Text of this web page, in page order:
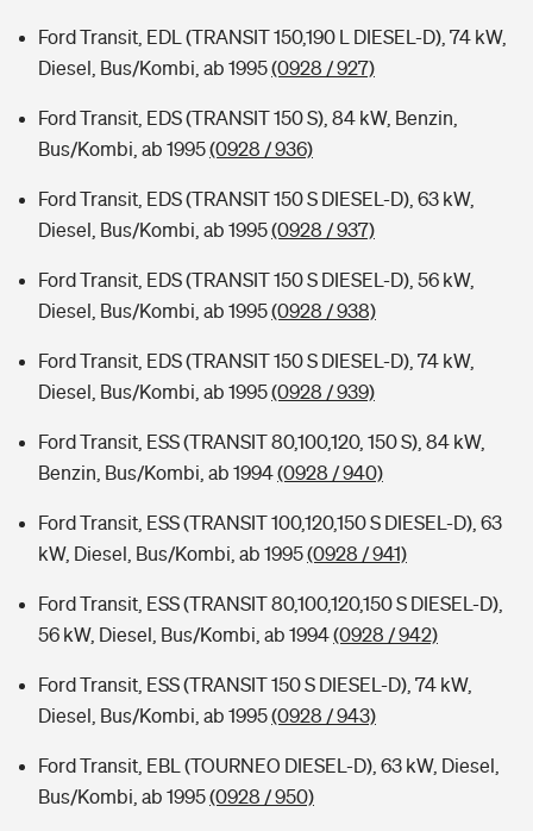
Ford Transit, EDL (TRANSIT 150,190 L DIESEL-D), 74 kW,
Diesel, Bus/Kombi, ab 1995(0928 / 927)
Ford Transit, EDS (TRANSIT 150 S), 84 kW, Benzin,
Bus/Kombi, ab 1995(0928 / 936)
Ford Transit, EDS (TRANSIT 150 S DIESEL-D), 63 kW,
Diesel, Bus/Kombi, ab 1995(0928 / 937)
Ford Transit, EDS (TRANSIT 150 S DIESEL-D), 56 kW,
Diesel, Bus/Kombi, ab 1995(0928 / 938)
Ford Transit, EDS (TRANSIT 150 S DIESEL-D), 74 kW,
Diesel, Bus/Kombi, ab 1995(0928 / 939)
Ford Transit, ESS (TRANSIT 80,100,120, 150 S), 84 kW,
Benzin, Bus/Kombi, ab 1994(0928 / 940)
Ford Transit, ESS (TRANSIT 100,120,150 S DIESEL-D), 63
kW, Diesel, Bus/Kombi, ab 1995(0928 / 941)
Ford Transit, ESS (TRANSIT 80,100,120,150 S DIESEL-D),
56 kW, Diesel, Bus/Kombi, ab 1994(0928 / 942)
Ford Transit, ESS (TRANSIT 150 S DIESEL-D), 74 kW,
Diesel, Bus/Kombi, ab 1995(0928 / 943)
Ford Transit, EBL (TOURNEO DIESEL-D), 63 kW, Diesel,
Bus/Kombi, ab 1995(0928 / 950)